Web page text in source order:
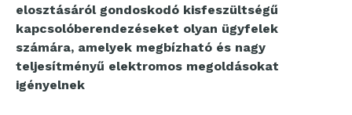
elosztásáról gondoskodó kisfeszültségű
kapcsolóberendezéseket olyan ügyfelek
számára, amelyek megbízható és nagy
teljesítményű elektromos megoldásokat
igényelnek